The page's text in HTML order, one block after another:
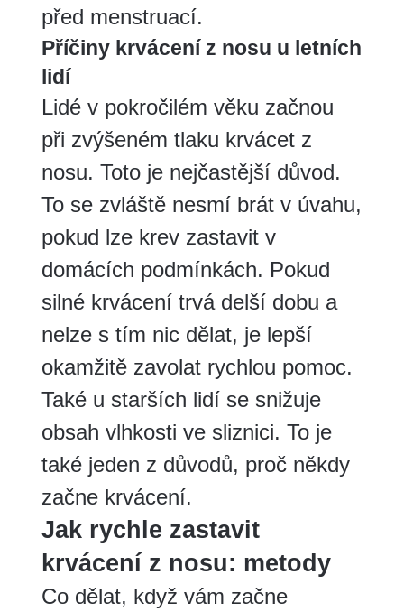
před menstruací.
Příčiny krvácení z nosu u letních
lidí
Lidé v pokročilém věku začnou
při zvýšeném tlaku krvácet z
nosu. Toto je nejčastější důvod.
To se zvláště nesmí brát v úvahu,
pokud lze krev zastavit v
domácích podmínkách. Pokud
silné krvácení trvá delší dobu a
nelze s tím nic dělat, je lepší
okamžitě zavolat rychlou pomoc.
Také u starších lidí se snižuje
obsah vlhkosti ve sliznici. To je
také jeden z důvodů, proč někdy
začne krvácení.
Jak rychle zastavit
krvácení z nosu: metody
Co dělat, když vám začne